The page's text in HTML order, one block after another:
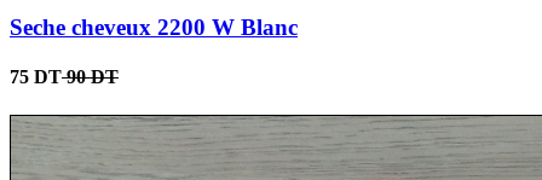
Seche cheveux 2200 W Blanc
75 DT90 DT